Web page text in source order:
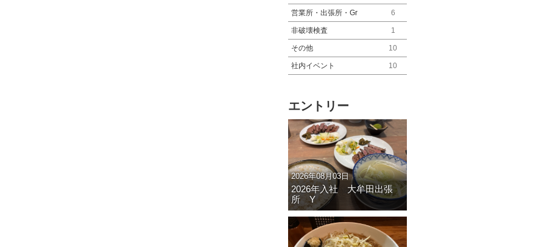
営業所・出張所・Gr 6
非破壊検査 1
その他 10
社内イベント 10
エントリー
2026年08月03日
2026年入社 大牟田出張
所 Y